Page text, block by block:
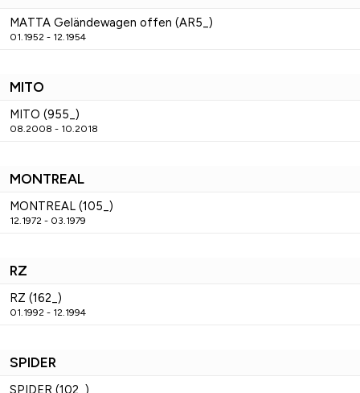
MATTA Geländewagen offen (AR5_)
01.1952 - 12.1954
MITO
MITO (955_)
08.2008 - 10.2018
MONTREAL
MONTREAL (105_)
12.1972 - 03.1979
RZ
RZ (162_)
01.1992 - 12.1994
SPIDER
SPIDER (102_)